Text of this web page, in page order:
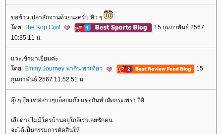
ขอข้าวเปล่าสักจานด้วยนะครับ หิว ๆ
ดย: The Kop Civil
15 กุมภาพันธ์ 2567
10:35:11 น.
วะเข้ามาเยี่ยมค่ะ
ดย: Emmy Journey พากิน พาเที่ยว
15
กุมภาพันธ์ 2567 11:52:51 น.
อุ๊ยๆ อุ๊ย เชฟสาวๆบล็อกแก๊ง แข่งกันทำผัดกระเพรา อิอิ
เสียดายไม่มีใครบ้านอยู่ใกล้เราเลยซักคน
จะได้เป็นกรรมการตัดสินให้